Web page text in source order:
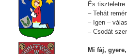
És tiszteletre
– Tehát
– Igen –
– Csodát
Mi fáj,